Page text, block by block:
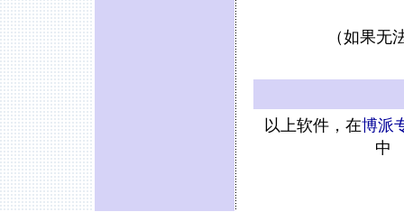
（如果无
以上软件，在博派
中